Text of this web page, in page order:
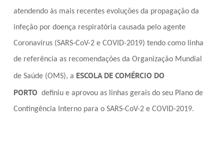
atendendo às mais recentes evoluções da propagação da
infeção por doença respiratória causada pelo agente
Coronavírus (SARS-CoV-2 e COVID-2019) tendo como linha
de referência as recomendações da Organização Mundial
de Saúde (OMS), a ESCOLA DE COMÉRCIO DO
PORTO definiu e aprovou as linhas gerais do seu Plano de
Contingência Interno para o SARS-CoV-2 e COVID-2019.